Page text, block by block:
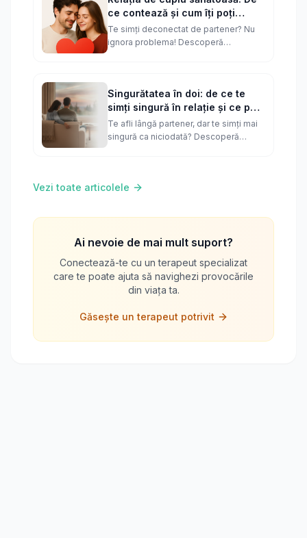
ce contează și cum îți poți
măsura satisfacția
Te simți deconectat de partener? Nu
ignora problema! Descoperă
Singurătatea în doi: de ce te
simți singură în relație și ce poți
face
Te afli lângă partener, dar te simți mai
singură ca niciodată? Descoperă
Vezi toate articolele
Ai nevoie de mai mult suport?
Conectează-te cu un terapeut specializat
care te poate ajuta să navighezi provocările
din viața ta.
Găsește un terapeut potrivit